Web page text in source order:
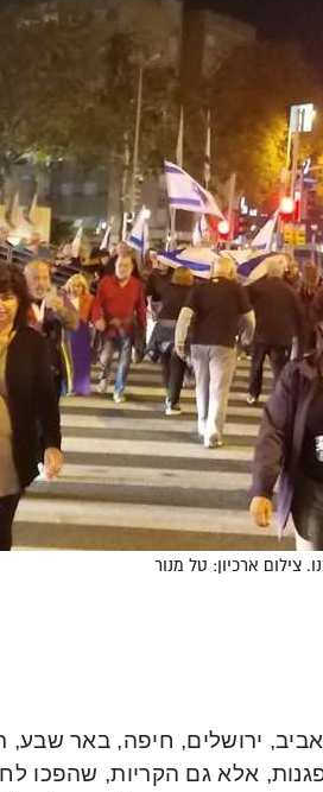
צילום ארכיון: טל מנור
ירושלים, חיפה, באר שבע,
אלא גם הקריות, שהפכו